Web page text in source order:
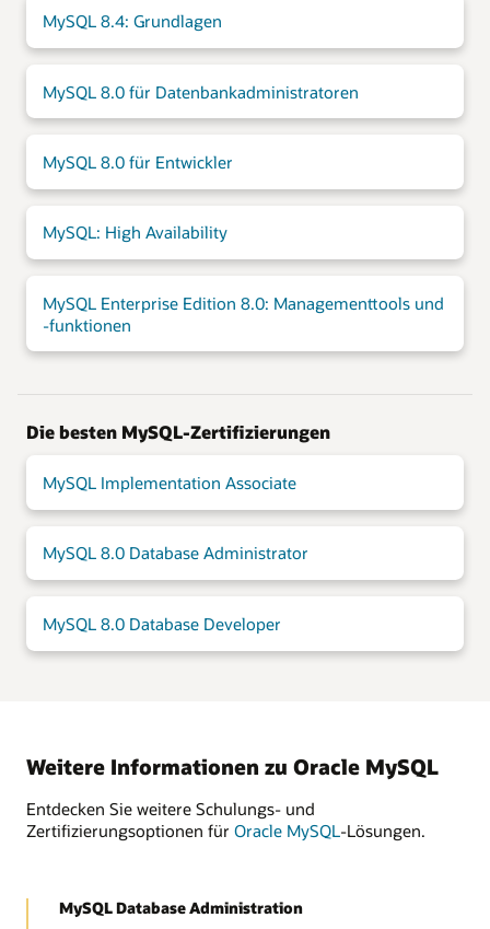
MySQL 8.4: Grundlagen
MySQL 8.0 für Datenbankadministratoren
MySQL 8.0 für Entwickler
MySQL: High Availability
MySQL Enterprise Edition 8.0: Managementtools und
-funktionen
Die besten MySQL-Zertifizierungen
MySQL Implementation Associate
MySQL 8.0 Database Administrator
MySQL 8.0 Database Developer
Weitere Informationen zu Oracle MySQL
Entdecken Sie weitere Schulungs- und
Zertifizierungsoptionen für Oracle MySQL-Lösungen.
MySQL Database Administration